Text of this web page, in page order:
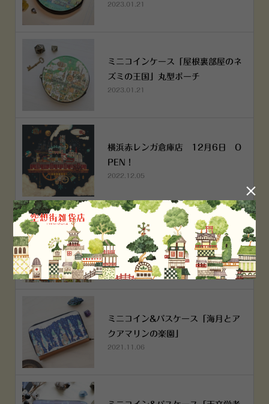
2023.01.21
ミニコインケース「屋根裏部屋のネ
ズミの王国」丸型ポーチ
2023.01.21
横浜赤レンガ倉庫店 12月6日 O
PEN！
2022.12.05
空想街雑貨店《吉祥寺本店》４月２
５日OPEN!
2022.03.29
ミニコイン&パスケース「海月とア
クアマリンの楽園」
2021.11.06
